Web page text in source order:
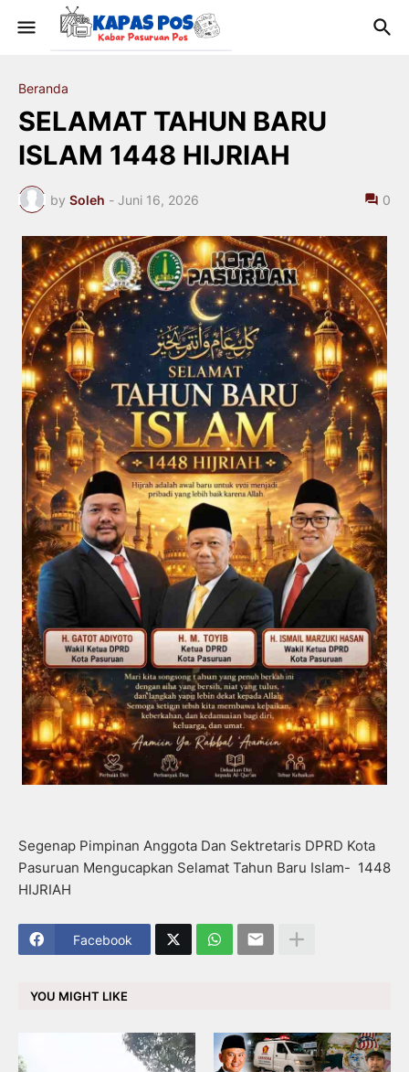
Beranda
SELAMAT TAHUN BARU
ISLAM 1448 HIJRIAH
by Soleh - Juni 16, 2026 0
Segenap Pimpinan Anggota Dan Sektretaris DPRD Kota
Pasuruan Mengucapkan Selamat Tahun Baru Islam- 1448
HIJRIAH
Facebook
YOU MIGHT LIKE